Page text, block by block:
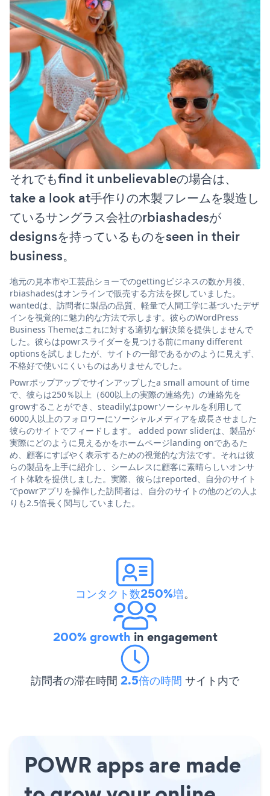
それでもfind it unbelievableの場合は、
take a look at手作りの木製フレームを製造し
ているサングラス会社のrbiashadesが
designsを持っているものをseen in their
business。
地元の見本市や工芸品ショーでのgettingビジネスの数か月後、
rbiashadesはオンラインで販売する方法を探していました。
wantedは、訪問者に製品の品質、軽量で人間工学に基づいたデザ
インを視覚的に魅力的な方法で示します。彼らのWordPress
Business Themeはこれに対する適切な解決策を提供しませんで
した。彼らはpowrスライダーを見つける前にmany different
optionsを試しましたが、サイトの一部であるかのように見えず、
不格好で使いにくいものはありませんでした。
Powrポップアップでサインアップしたa small amount of time
で、彼らは250％以上（600以上の実際の連絡先）の連絡先を
growすることができ、steadilyはpowrソーシャルを利用して
6000人以上のフォロワーにソーシャルメディアを成長させました
彼らのサイトでフィードします。 added powr sliderは、製品が
実際にどのように見えるかをホームページlanding onであるた
め、顧客にすばやく表示するための視覚的な方法です。それは彼
らの製品を上手に紹介し、シームレスに顧客に素晴らしいオンサ
イト体験を提供しました。実際、彼らはreported、自分のサイト
でpowrアプリを操作した訪問者は、自分のサイトの他のどの人よ
りも2.5倍長く関与していました。
コンタクト数250%増。
200% growth in engagement
訪問者の滞在時間 2.5倍の時間 サイト内で
POWR apps are made